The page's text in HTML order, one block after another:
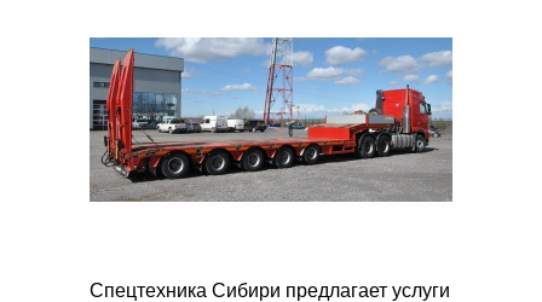
Спецтехника Сибири предлагает услуги